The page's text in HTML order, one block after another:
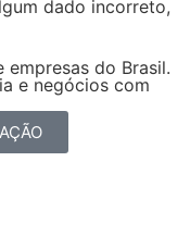
dado incorreto,
do Brasil.
e negócios com